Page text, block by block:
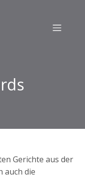
Gerichte aus der
auch die